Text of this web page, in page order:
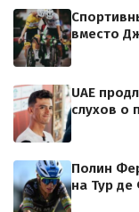
вместо
UAE
слухов о
Полин
на Тур